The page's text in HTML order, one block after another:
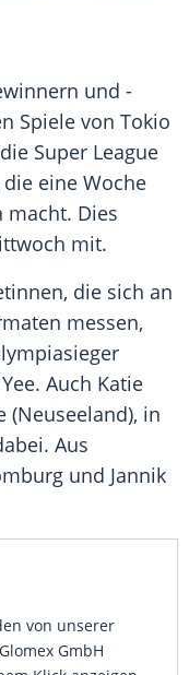
und -
Spiele von Tokio
die Super League
eine Woche
macht. Dies
mit.
die sich an
messen,
. Auch Katie
(Neuseeland), in
Aus
und Jannik
von unserer
GmbH